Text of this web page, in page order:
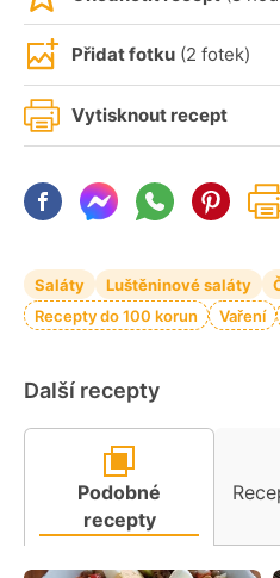
Přidat fotku (2 fotek)
Vytisknout recept
Saláty Luštěninové saláty
Recepty do 100 korun
Vaření
Další recepty
Podobné
recepty